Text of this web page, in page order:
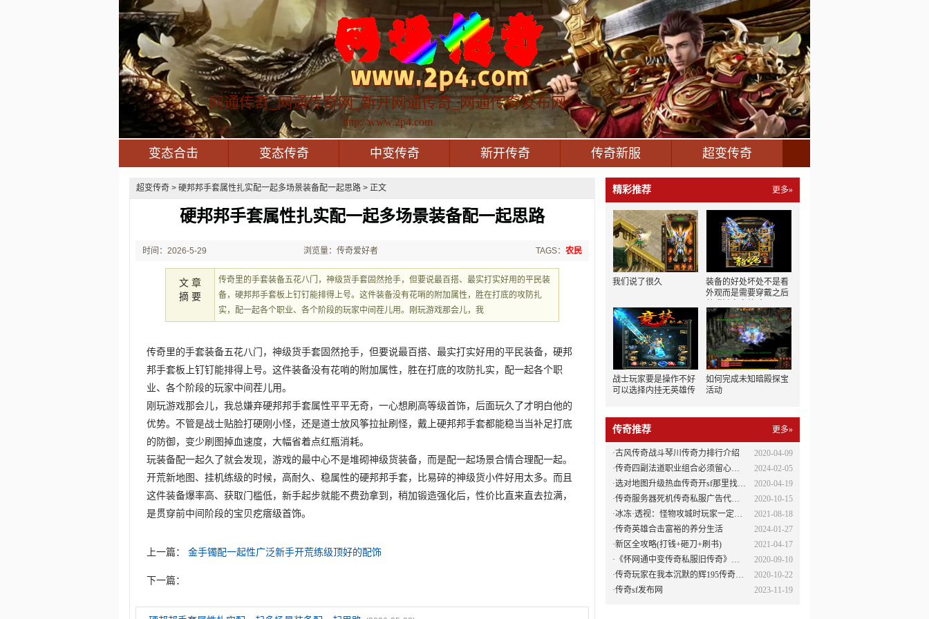
网通传奇_网通传奇网_新开网通传奇_网通传奇发布网
http://www.2p4.com
变态合击 变态传奇 中变传奇 新开传奇 传奇新服 超变传奇
超变传奇 > 硬邦邦手套属性扎实配一起多场景装备配一起思路 > 正文
硬邦邦手套属性扎实配一起多场景装备配一起思路
时间：2026-5-29
21:45:05
浏览量：传奇爱好者 TAGS：农民
文 章
摘 要
传奇里的手套装备五花八门，神级货手套固然抢手，但要说最百搭、最实打实好用的平民装
备，硬邦邦手套板上钉钉能排得上号。这件装备没有花哨的附加属性，胜在打底的攻防扎
实，配一起各个职业、各个阶段的玩家中间茬儿用。刚玩游戏那会儿，我
传奇里的手套装备五花八门，神级货手套固然抢手，但要说最百搭、最实打实好用的平民装备，硬邦
邦手套板上钉钉能排得上号。这件装备没有花哨的附加属性，胜在打底的攻防扎实，配一起各个职
业、各个阶段的玩家中间茬儿用。
刚玩游戏那会儿，我总嫌弃硬邦邦手套属性平平无奇，一心想刷高等级首饰，后面玩久了才明白他的
优势。不管是战士贴脸打硬刚小怪，还是道士放风筝拉扯刷怪，戴上硬邦邦手套都能稳当当补足打底
的防御，变少刷图掉血速度，大幅省着点红瓶消耗。
玩装备配一起久了就会发现，游戏的最中心不是堆砌神级货装备，而是配一起场景合情合理配一起。
开荒新地图、挂机练级的时候，高耐久、稳属性的硬邦邦手套，比易碎的神级货小件好用太多。而且
这件装备爆率高、获取门槛低，新手起步就能不费劲拿到，稍加锻造强化后，性价比直来直去拉满，
是贯穿前中间阶段的宝贝疙瘩级首饰。
上一篇：金手镯配一起性广泛新手开荒练级顶好的配饰
下一篇：
精彩推荐 更多»
我们说了很久
装备的好处坏处不是看
外观而是需要穿戴之后
战士玩家要是操作不好
可以选择内挂无英雄传
如何完成未知暗殿探宝
活动
传奇推荐 更多»
2020-04-09
·古风传奇战斗琴川传奇力排行介绍
2024-02-05
·传奇四副法道职业组合必须留心哪些操作方面
2020-04-19
·选对地图升级热血传奇开sf那里找助你快人一步
2020-10-15
·传奇服务器死机传奇私服广告代理问题的原因与解决方法
2021-08-18
·冰冻·透视：怪物攻城时玩家一定要知道技巧
2024-01-27
·传奇英雄合击富裕的养分生活
2021-04-17
·新区全攻略(打钱+砸刀+刷书)
2020-09-10
· 《怀网通中变传奇私服旧传奇》不要让对手看清你的路线和套路
2020-10-22
·传奇玩家在我本沉默的辉195传奇私服发布网煌一生
2023-11-19
·传奇sf发布网